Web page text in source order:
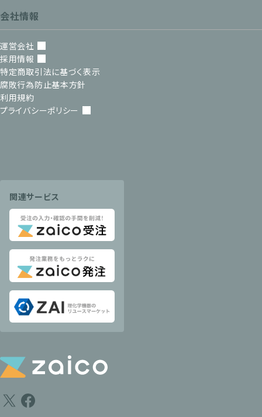
会社情報
運営会社
採用情報
特定商取引法に基づく表示
腐敗行為防止基本方針
利用規約
プライバシーポリシー
関連サービス